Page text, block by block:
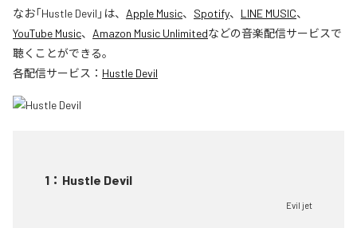
なお「Hustle Devil 」は、 Apple Music、 Spotify、 LINE MUSIC、
YouTube Music、 Amazon Music Unlimitedなどの音楽配信サービスで
聴くことができる。
各配信サービス： Hustle Devil
1 ： Hustle Devil
Evil jet